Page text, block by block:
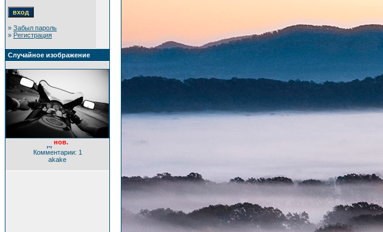
» Забыл пароль
» Регистрация
Случайное изображение
,., нов.
Комментарии: 1
akake